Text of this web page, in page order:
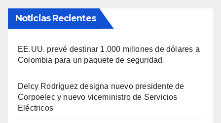
Noticias Recientes
EE.UU. prevé destinar 1.000 millones de dólares a
Colombia para un paquete de seguridad
Delcy Rodríguez designa nuevo presidente de
Corpoelec y nuevo viceministro de Servicios
Eléctricos